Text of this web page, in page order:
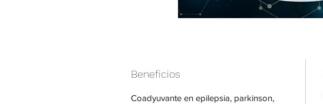
Beneficios
Coadyuvante en epilepsia, parkinson,